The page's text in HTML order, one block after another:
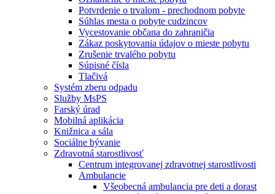
Potvrdenie o trvalom - prechodnom pobyte
Súhlas mesta o pobyte cudzincov
Vycestovanie občana do zahraničia
Zákaz poskytovania údajov o mieste pobytu
Zrušenie trvalého pobytu
Súpisné čísla
Tlačivá
Systém zberu odpadu
Služby MsPS
Farský úrad
Mobilná aplikácia
Knižnica a sála
Sociálne bývanie
Zdravotná starostlivosť
Centrum integrovanej zdravotnej starostlivosti
Ambulancie
Všeobecná ambulancia pre deti a dorast